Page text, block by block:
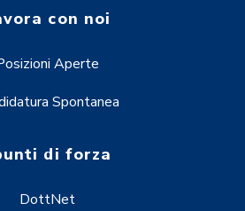
con noi
Aperte
Spontanea
di forza
DottNet